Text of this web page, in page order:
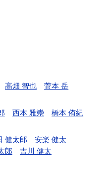
高畑 智也
菅本 岳
西本 雅崇
橋本 侑紀
健太郎
安楽 健太
郎 吉川 健太